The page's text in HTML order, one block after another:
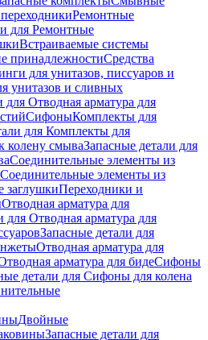
Ремонтные
для Ремонтные
Встраиваемые системы
принадлежностиСредства
для унитазов, писсуаров и
унитазов и сливных
для Отводная арматура для
СифоныКомплекты для
для Комплекты для
колену смываЗапасные детали для
Соединительные элементы из
элементы из
Переходники и
Отводная арматура для
для Отводная арматура для
Запасные детали для
Отводная арматура для
арматура для бидеСифоны
детали для Сифоны для колена
Двойные
Запасные детали для